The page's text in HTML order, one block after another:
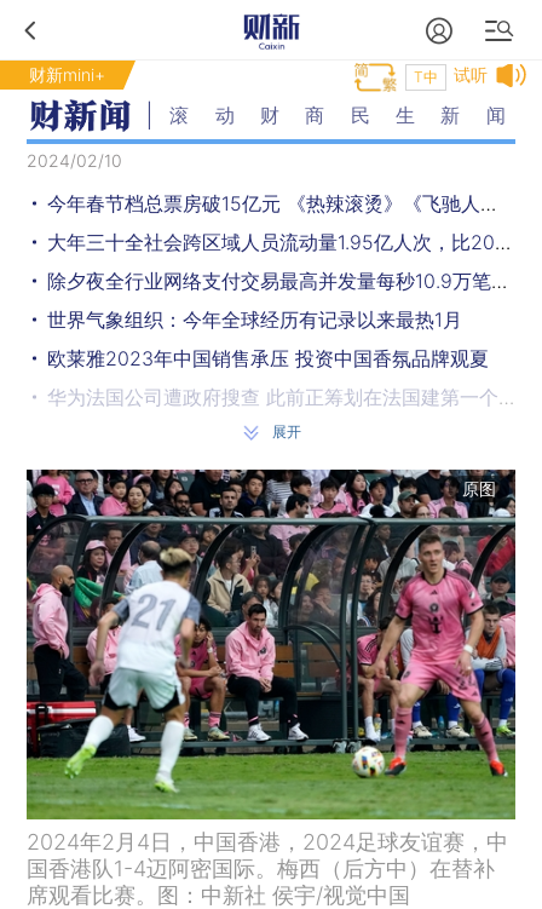
财新mini+ 试听
T中
滚动财商民生新闻
2024/02/10
今年春节档总票房破15亿元 《热辣滚烫》《飞驰人生2》居前二
大年三十全社会跨区域人员流动量1.95亿人次，比2019年同期增28.4%
除夕夜全行业网络支付交易最高并发量每秒10.9万笔，创同期历史新高
世界气象组织：今年全球经历有记录以来最热1月
欧莱雅2023年中国销售承压 投资中国香氛品牌观夏
华为法国公司遭政府搜查 此前正筹划在法国建第一个海外工厂
险企采用新会计准则后 证监会修订相关信披规定
欺诈发行主动撤回IPO仍被罚 中金公司保荐
北京足协：北京目前没有举办梅西参加的相关比赛的计划
美国夏威夷群岛发生地震，5.7级
宁德时代曾毓群与李平解除一致行动人关系
2023年奢侈品集团业绩分化 爱马仕涨20.6%，开云集团跌2%
招商证券多名从业人员违法炒股 证监会集中处理
违规套码管理不力 银联领1540万元央行罚单
碧桂园服务终止收购事项 合富辉煌盘中股价“腰斩”
杭州体育局：阿根廷足球队来杭比赛取消
日本石川县能登地区地震遇难人数升至241人
大雾橙色预警：山东江苏河南等11省市部分地区有大雾
展开
原图
2024年2月4日，中国香港，2024足球友谊赛，中
国香港队1-4迈阿密国际。梅西（后方中）在替补
席观看比赛。图：中新社 侯宇/视觉中国